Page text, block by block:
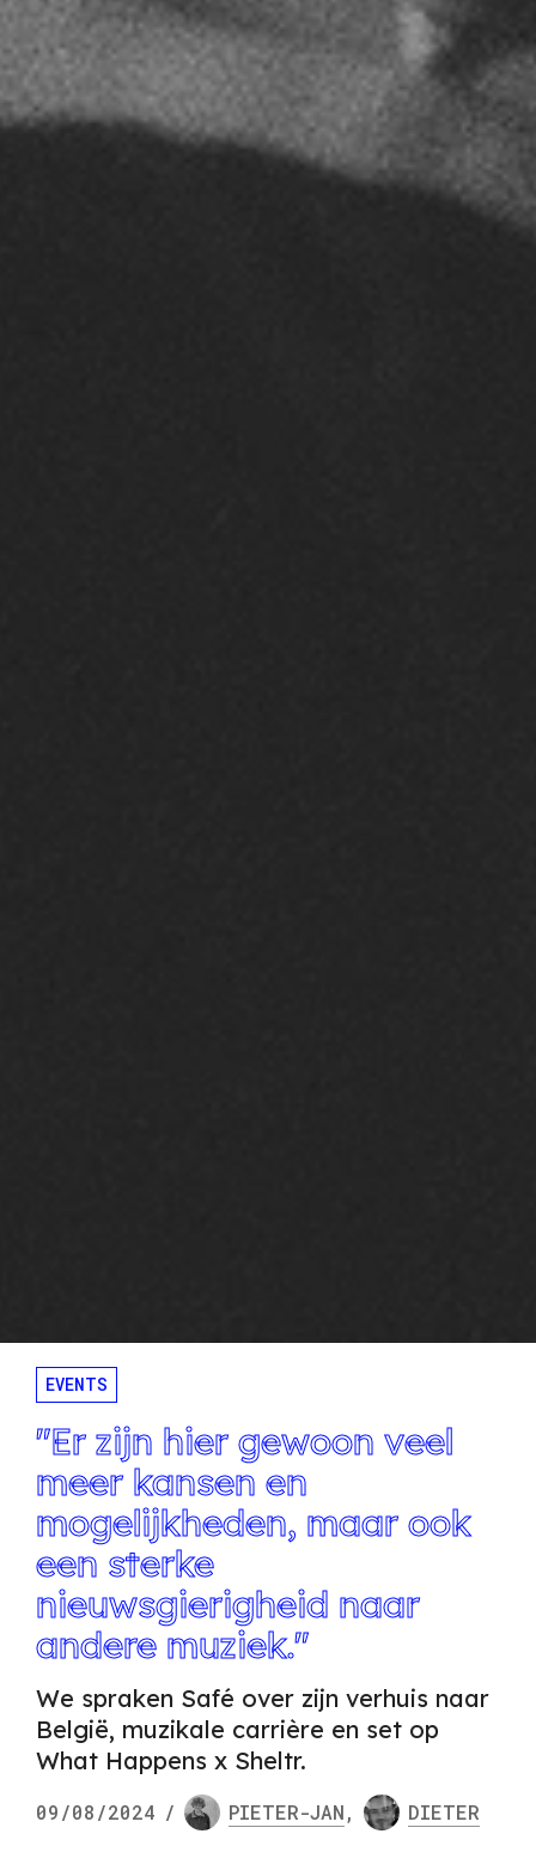
EVENTS
"Er zijn hier gewoon veel
meer kansen en
mogelijkheden, maar ook
een sterke
nieuwsgierigheid naar
andere muziek."
We spraken Safé over zijn verhuis naar
België, muzikale carrière en set op
What Happens x Sheltr.
09/08/2024 / PIETER-JAN, DIETER